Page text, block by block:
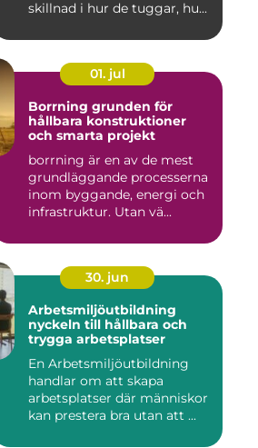
skillnad i hur de tuggar, hu...
01. jul
Borrning grunden för
hållbara konstruktioner
och smarta projekt
borrning är en av de mest
grundläggande processerna
inom byggande, energi och
infrastruktur. Utan vä...
30. jun
Arbetsmiljöutbildning
nyckeln till hållbara och
trygga arbetsplatser
En Arbetsmiljöutbildning
handlar om att skapa
arbetsplatser där människor
kan prestera bra utan att ...